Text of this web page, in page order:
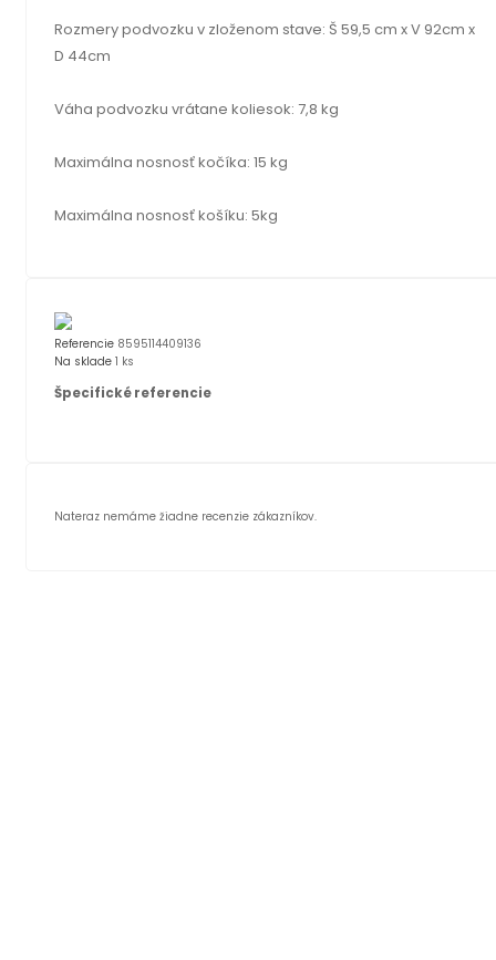
Rozmery podvozku v zloženom stave: Š 59,5 cm x V 92cm x
D 44cm
Váha podvozku vrátane koliesok: 7,8 kg
Maximálna nosnosť kočíka: 15 kg
Maximálna nosnosť košíku: 5kg
Referencie 8595114409136
Na sklade 1 ks
Špecifické referencie
Nateraz nemáme žiadne recenzie zákazníkov.